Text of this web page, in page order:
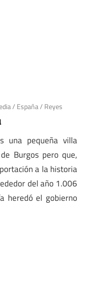
/ España/ Reyes
una pequeña villa
Burgos pero que,
a la historia
del año 1.006
heredó el gobierno